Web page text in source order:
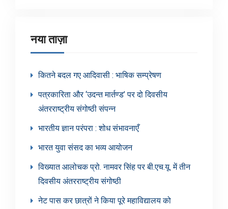
नया ताज़ा
कितने बदल गए आदिवासी : भाषिक सम्प्रेषण
पत्रकारिता और ‘उदन्त मार्तण्ड’ पर दो दिवसीय
अंतरराष्ट्रीय संगोष्ठी संपन्न
भारतीय ज्ञान परंपरा : शोध संभावनाएँ
भारत युवा संसद का भव्य आयोजन
विख्यात आलोचक प्रो. नामवर सिंह पर बी.एच.यू. में तीन
दिवसीय अंतरराष्ट्रीय संगोष्ठी
नेट पास कर छात्रों ने किया पूरे महाविद्यालय को